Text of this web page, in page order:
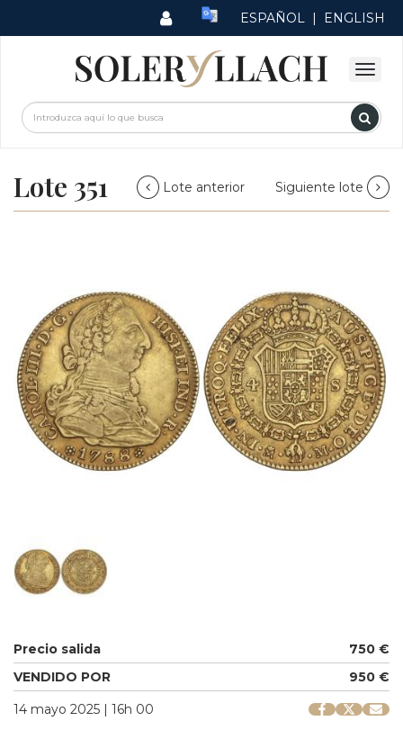
ESPAÑOL | ENGLISH
Lote 351 Lote anterior Siguiente lote
Precio salida
750 €
VENDIDO POR
950 €
14 mayo 2025 | 16h 00